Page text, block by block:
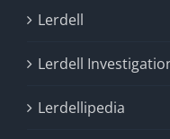
Lerdell
Lerdell
Lerdellipedia